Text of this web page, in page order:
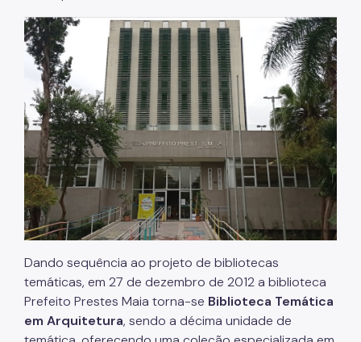
Dando sequência ao projeto de bibliotecas
temáticas, em 27 de dezembro de 2012 a biblioteca
Prefeito Prestes Maia torna-se Biblioteca Temática
em Arquitetura, sendo a décima unidade de